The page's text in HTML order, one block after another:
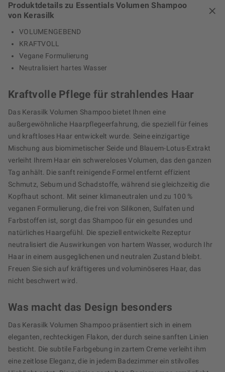
Produktdetails zu Essentials Volumen Shampoo
von Kerasilk
VOLUMENGEBEND
KRAFTVOLL
Vegane Formulierung
Neutralisiert hartes Wasser
Kraftvolle Pflege für strahlendes Haar
Das Kerasilk Volumen Shampoo bietet Ihnen eine
außergewöhnliche Haarpflegeerfahrung, die speziell für feines
und kraftloses Haar entwickelt wurde. Seine einzigartige
Mischung aus biomimetischer Seide und Blauem-Lotus-Extrakt
verleiht Ihrem Haar ein schwereloses Volumen, das den ganzen
Tag anhält. Die sanft reinigende Formel entfernt effizient
Schmutz, Sebum und Schadstoffe, während sie gleichzeitig die
Kopfhaut schont. Mit seiner klimaneutralen und zu 100 %
veganen Formulierung, die frei von Silikonen, Sulfaten und
Farbstoffen ist, sorgt das Shampoo für ein gesundes und
natürliches Haargefühl. Die speziell entwickelte Rezeptur
neutralisiert die Auswirkungen von hartem Wasser, wodurch Ihr
Haar in einem ausgeglichenen und neutralen Zustand bleibt.
Freuen Sie sich auf kräftigeres und voluminöseres Haar, das
nicht beschwert wird.
Was macht das Design besonders
Das Kerasilk Volumen Shampoo präsentiert sich in einem
eleganten, rechteckigen Flakon, der durch seine sanften Linien
besticht. Die subtile Farbgebung in zartem Creme verleiht ihm
eine zeitlose Eleganz, die in jedem Badezimmer ein stilvolles